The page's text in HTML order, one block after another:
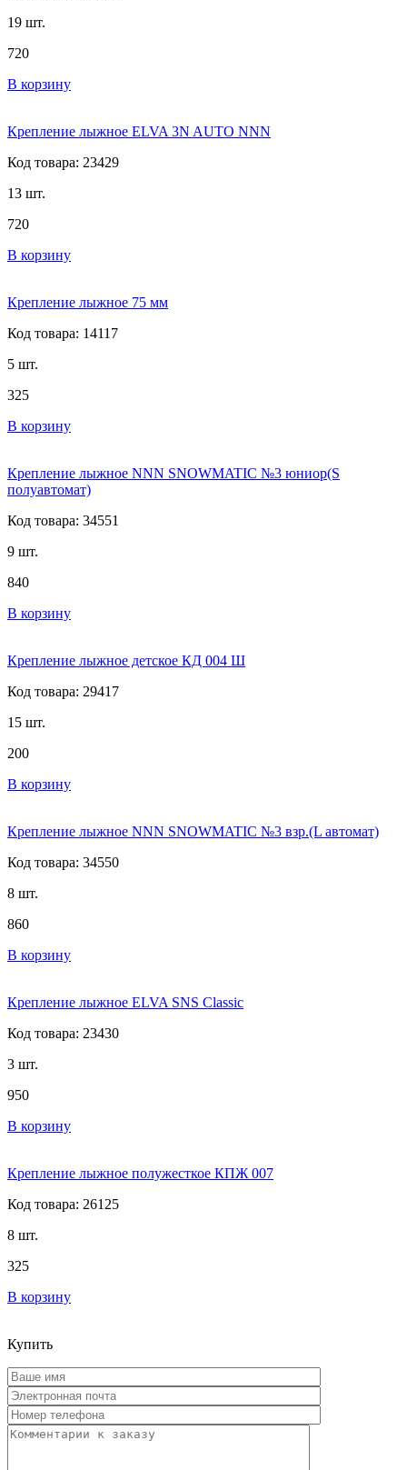
19 шт.
720
В корзину
Крепление лыжное ELVA 3N AUTO NNN
Код товара: 23429
13 шт.
720
В корзину
Крепление лыжное 75 мм
Код товара: 14117
5 шт.
325
В корзину
Крепление лыжное NNN SNOWMATIC №3 юниор(S
полуавтомат)
Код товара: 34551
9 шт.
840
В корзину
Крепление лыжное детское КД 004 Ш
Код товара: 29417
15 шт.
200
В корзину
Крепление лыжное NNN SNOWMATIC №3 взр.(L автомат)
Код товара: 34550
8 шт.
860
В корзину
Крепление лыжное ELVA SNS Classic
Код товара: 23430
3 шт.
950
В корзину
Крепление лыжное полужесткое КПЖ 007
Код товара: 26125
8 шт.
325
В корзину
Купить